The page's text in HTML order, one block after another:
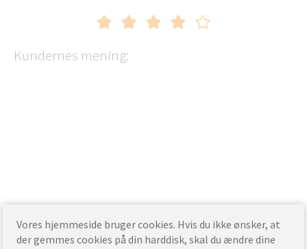
Kundernes mening:
Vores hjemmeside bruger cookies. Hvis du ikke ønsker, at
der gemmes cookies på din harddisk, skal du ændre dine